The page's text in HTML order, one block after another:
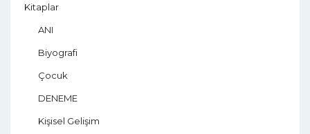
Kitaplar
ANI
Biyografi
Çocuk
DENEME
Kişisel Gelişim